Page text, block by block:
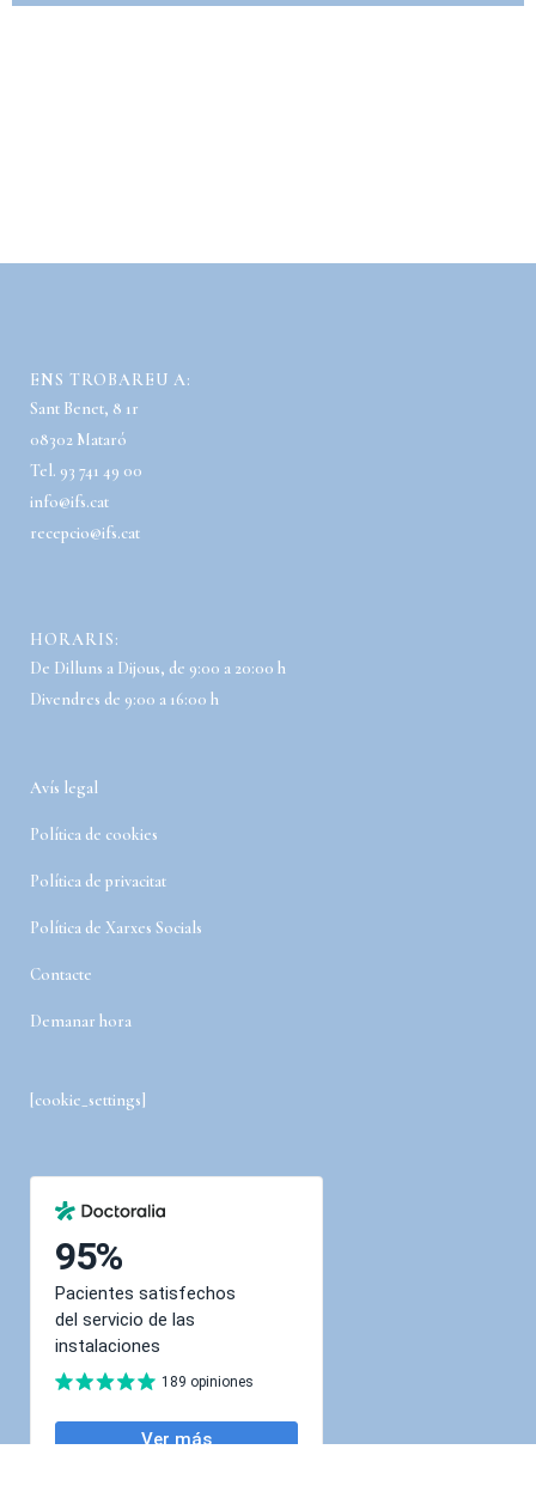
ENS TROBAREU A:
Sant Benet, 8 1r
08302 Mataró
Tel. 93 741 49 00
info@ifs.cat
recepcio@ifs.cat
HORARIS:
De Dilluns a Dijous, de 9:00 a 20:00 h
Divendres de 9:00 a 16:00 h
Avís legal
Política de cookies
Política de privacitat
Política de Xarxes Socials
Contacte
Demanar hora
[cookie_settings]